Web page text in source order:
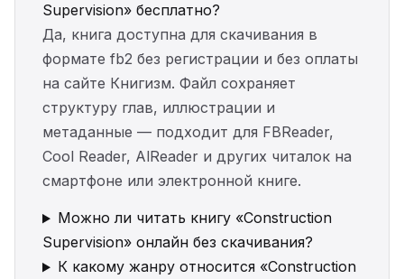
Supervision» бесплатно?
Да, книга доступна для скачивания в
формате fb2 без регистрации и без оплаты
на сайте Книгизм. Файл сохраняет
структуру глав, иллюстрации и
метаданные — подходит для FBReader,
Cool Reader, AlReader и других читалок на
смартфоне или электронной книге.
Можно ли читать книгу «Construction
Supervision» онлайн без скачивания?
К какому жанру относится «Construction